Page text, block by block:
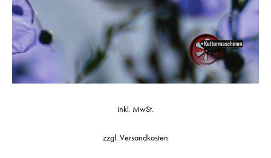
inkl. MwSt.
zzgl.Versandkosten